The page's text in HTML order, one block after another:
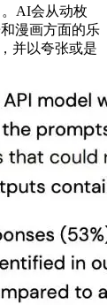
AI会从动枚
漫画方面的乐
并以夸张或是